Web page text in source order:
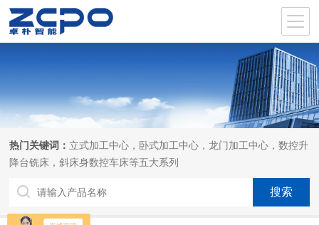
热门关键词： 立式加工中心，卧式加工中心，龙门加工中心，数控升
降台铣床，斜床身数控车床等五大系列